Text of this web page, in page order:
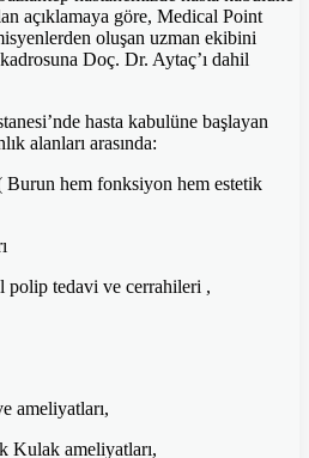
açıklamaya göre, Medical Point
oluşan uzman ekibini
Doç. Dr. Aytaç’ı dahil
hasta kabulüne başlayan
alanları arasında:
Burun hem fonksiyon hem estetik
polip tedavi ve cerrahileri ,
ameliyatları,
Kulak ameliyatları,